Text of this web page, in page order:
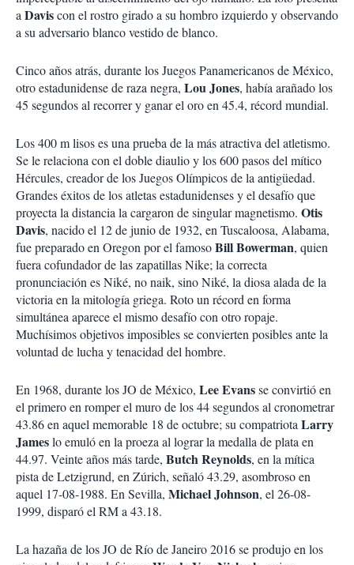
a Daviscon el rostro girado a su hombro izquierdo y observando
a su adversario blanco vestido de blanco.
Cinco años atrás, durante los Juegos Panamericanos de México,
otro estadunidense de raza negra, Lou Jones, había arañado los
45 segundos al recorrer y ganar el oro en 45.4, récord mundial.
Los 400 m lisos es una prueba de la más atractiva del atletismo.
Se le relaciona con el doble diaulio y los 600 pasos del mítico
Hércules, creador de los Juegos Olímpicos de la antigüedad.
Grandes éxitos de los atletas estadunidenses y el desafío que
proyecta la distancia la cargaron de singular magnetismo. Otis
Davis, nacido el 12 de junio de 1932, en Tuscaloosa, Alabama,
fue preparado en Oregon por el famosoBill Bowerman, quien
fuera cofundador de las zapatillas Nike; la correcta
pronunciación es Niké, no naik, sino Niké, la diosa alada de la
victoria en la mitología griega. Roto un récord en forma
simultánea aparece el mismo desafío con otro ropaje.
Muchísimos objetivos imposibles se convierten posibles ante la
voluntad de lucha y tenacidad del hombre.
En 1968, durante los JO de México, Lee Evansse convirtió en
el primero en romper el muro de los 44 segundos al cronometrar
43.86 en aquel memorable 18 de octubre; su compatriota Larry
Jameslo emuló en la proeza al lograr la medalla de plata en
44.97. Veinte años más tarde, Butch Reynolds, en la mítica
pista de Letzigrund, en Zúrich, señaló 43.29, asombroso en
aquel 17-08-1988. En Sevilla, Michael Johnson, el 26-08-
1999, disparó el RM a 43.18.
La hazaña de los JO de Río de Janeiro 2016 se produjo en los